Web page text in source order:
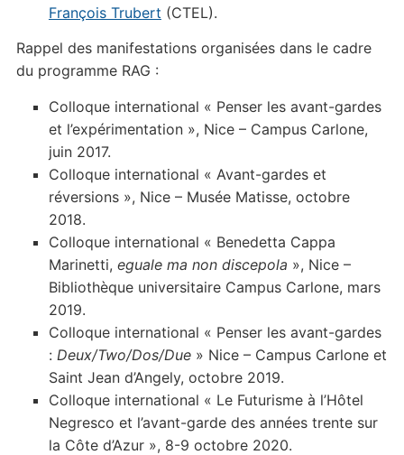
François Trubert (CTEL).
Rappel des manifestations organisées dans le cadre
du programme RAG :
Colloque international « Penser les avant-gardes
et l’expérimentation », Nice – Campus Carlone,
juin 2017.
Colloque international « Avant-gardes et
réversions », Nice – Musée Matisse, octobre
2018.
Colloque international « Benedetta Cappa
Marinetti, eguale ma non discepola », Nice –
Bibliothèque universitaire Campus Carlone, mars
2019.
Colloque international « Penser les avant-gardes
: Deux/Two/Dos/Due» Nice – Campus Carlone et
Saint Jean d’Angely, octobre 2019.
Colloque international « Le Futurisme à l’Hôtel
Negresco et l’avant-garde des années trente sur
la Côte d’Azur », 8-9 octobre 2020.